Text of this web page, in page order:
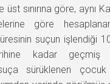
üst sınırına göre, aynı
göre
suçun işlendiği
kadar geçmiş
sürüklenen